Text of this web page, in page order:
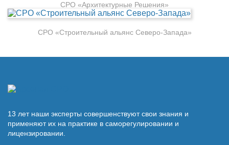
СРО «Архитектурные Решения»
СРО «Строительный альянс Северо-Запада»
13 лет наши эксперты совершенствуют свои знания и
применяют их на практике в саморегулировании и
лицензировании.